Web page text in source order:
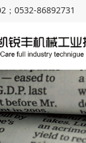
；0532-86892731